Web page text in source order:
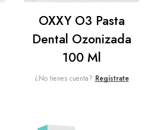
OXXY O3 Pasta
Dental Ozonizada
100 Ml
¿No tienes cuenta? Regístrate